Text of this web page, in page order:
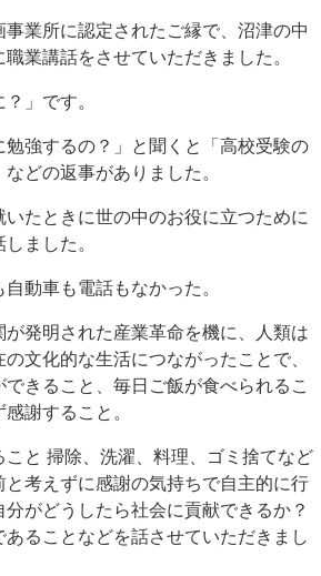
業所に認定されたご縁で、沼津の中
業講話をさせていただきました。
」です。
勉強するの？」と聞くと「高校受験の
どの返事がありました。
たときに世の中のお役に立つために
ました。
動車も電話もなかった。
発明された産業革命を機に、人類は
文化的な生活につながったことで、
きること、毎日ご飯が食べられるこ
謝すること。
こと 掃除、洗濯、料理、ゴミ捨てなど
考えずに感謝の気持ちで自主的に行
がどうしたら社会に貢献できるか？
ることなどを話させていただきまし